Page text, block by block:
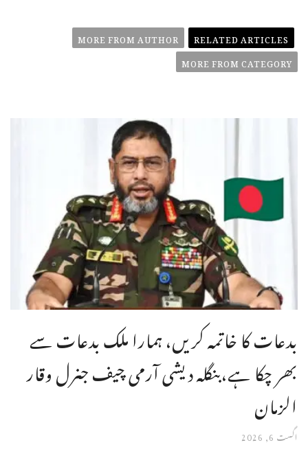
RELATED ARTICLES
MORE FROM AUTHOR
MORE FROM CATEGORY
بدعات کا خاتمہ کریں، ہمارا ملک بدعات سے
بھر چکا ہے،بنگله دیشی آرمی چیف جنرل وقار
الزمان
اگست 6, 2026